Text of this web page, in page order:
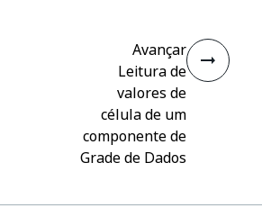
Avançar
Leitura de
valores de
célula de um
componente de
Grade de Dados